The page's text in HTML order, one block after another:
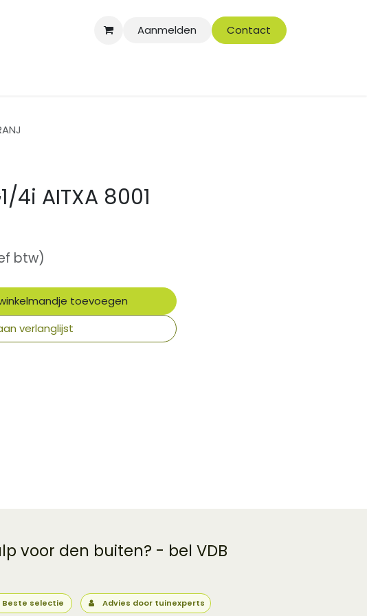
Aanmelden Contact
4i AITXA 8001
btw)
toevoegen
verlanglijst
voor den buiten? - bel VDB
Beste selectie Advies door tuinexperts